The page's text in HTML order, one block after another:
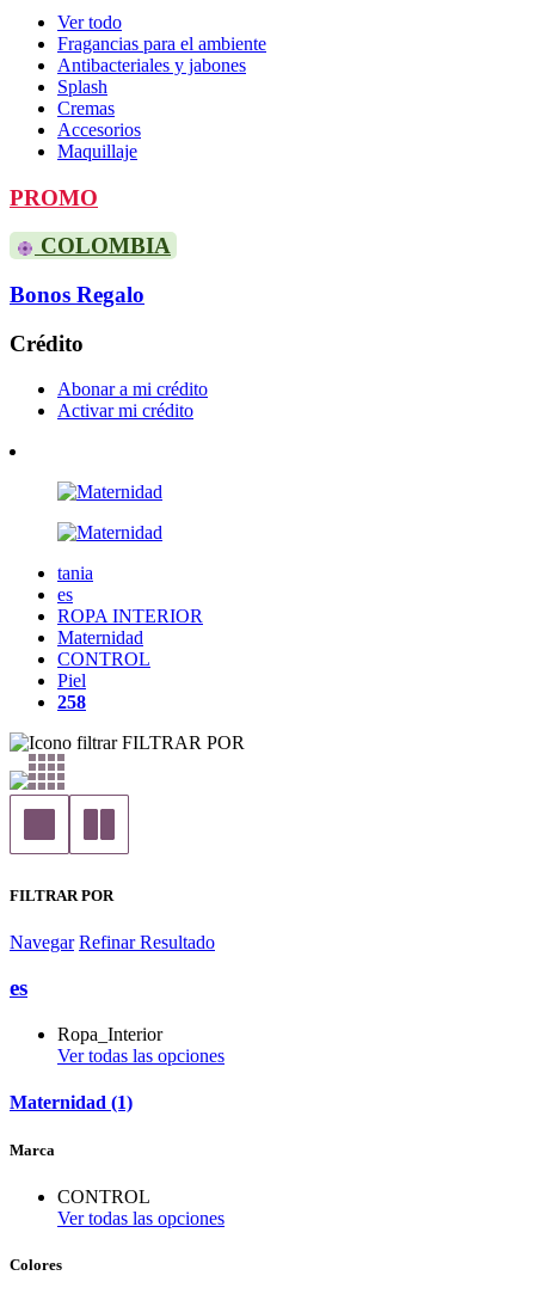
Ver todo
Fragancias para el ambiente
Antibacteriales y jabones
Splash
Cremas
Accesorios
Maquillaje
PROMO
COLOMBIA
Bonos Regalo
Crédito
Abonar a mi crédito
Activar mi crédito
tania
es
ROPA INTERIOR
Maternidad
CONTROL
Piel
258
FILTRAR POR
FILTRAR POR
Navegar Refinar Resultado
es
Ropa_Interior
Ver todas las opciones
Maternidad (1)
Marca
CONTROL
Ver todas las opciones
Colores